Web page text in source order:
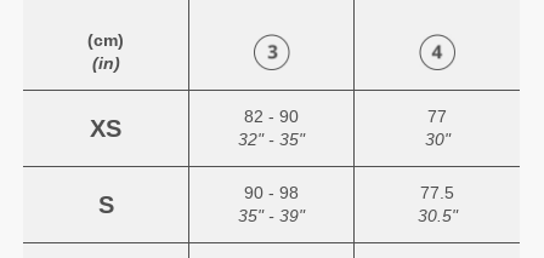
(cm)
(in)
XS
82 - 90
32" - 35"
77
30"
S
90 - 98
35" - 39"
77.5
30.5"